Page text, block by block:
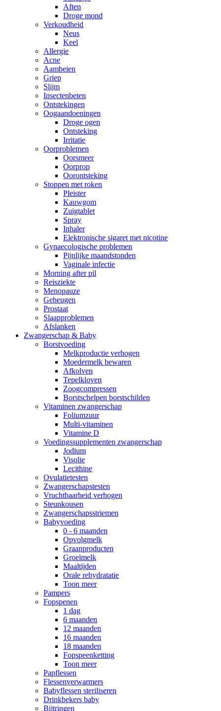
Aften
Droge mond
Verkoudheid
Neus
Keel
Allergie
Acne
Aambeien
Griep
Slijm
Insectenbeten
Ontstekingen
Oogaandoeningen
Droge ogen
Ontsteking
Irritatie
Oorproblemen
Oorsmeer
Oorprop
Oorontsteking
Stoppen met roken
Pleister
Kauwgom
Zuigtablet
Spray
Inhaler
Elektronische sigaret met nicotine
Gynaecologische problemen
Pijnlijke maandstonden
Vaginale infectie
Morning after pil
Reisziekte
Menopauze
Geheugen
Prostaat
Slaapproblemen
Afslanken
Zwangerschap & Baby
Borstvoeding
Melkproductie verhogen
Moedermelk bewaren
Afkolven
Tepelkloven
Zoogcompressen
Borstschelpen borstschilden
Vitaminen zwangerschap
Foliumzuur
Multi-vitaminen
Vitamine D
Voedingssupplementen zwangerschap
Jodium
Visolie
Lecithine
Ovulatietesten
Zwangerschapstesten
Vruchtbaarheid verhogen
Steunkousen
Zwangerschapsstriemen
Babyvoeding
0 - 6 maanden
Opvolgmelk
Graanproducten
Groeimelk
Maaltijden
Orale rehydratatie
Toon meer
Pampers
Fopspenen
1 dag
6 maanden
12 maanden
16 maanden
18 maanden
Fopspeenketting
Toon meer
Papflessen
Flessenverwarmers
Babyflessen steriliseren
Drinkbekers baby
Bijtringen